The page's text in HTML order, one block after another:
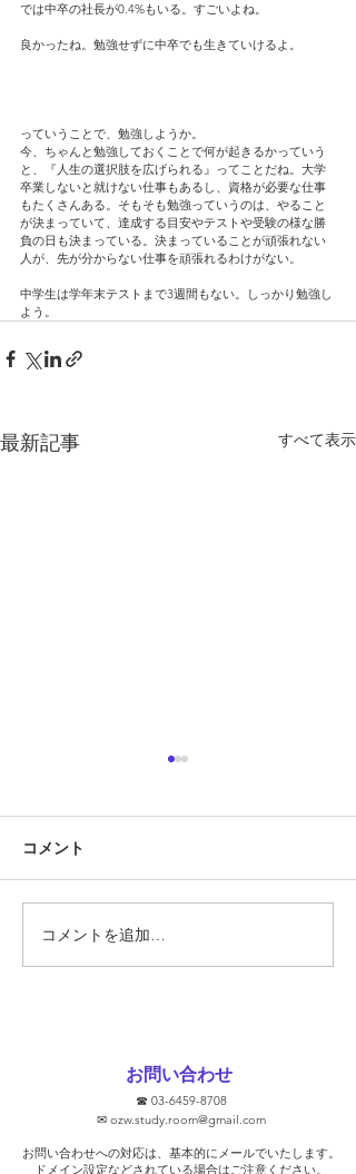
では中卒の社長が0.4%もいる。すごいよね。
良かったね。勉強せずに中卒でも生きていけるよ。
っていうことで、勉強しようか。
今、ちゃんと勉強しておくことで何が起きるかっていう
と、『人生の選択肢を広げられる』ってことだね。大学
卒業しないと就けない仕事もあるし、資格が必要な仕事
もたくさんある。そもそも勉強っていうのは、やること
が決まっていて、達成する目安やテストや受験の様な勝
負の日も決まっている。決まっていることが頑張れない
人が、先が分からない仕事を頑張れるわけがない。
中学生は学年末テストまで3週間もない。しっかり勉強し
よう。
最新記事 すべて表示
勝負の夏
コメント
コメントを追加…
お問い合わせ
☎ 03-6459-8708
✉ ozw.study.room@gmail.com
お問い合わせへの対応は、基本的にメールでいたします。
​ドメイン設定などされている場合はご注意ください。